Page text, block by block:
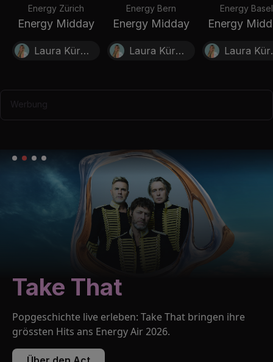
Energy Zürich
Energy Midday
Laura Kürbisch
Energy Bern
Energy Midday
Laura Kürbisch
Energy Basel
Energy
Werbung
Take That
Popgeschichte live erleben: Take That bringen ihre
grössten Hits ans Energy Air 2026.